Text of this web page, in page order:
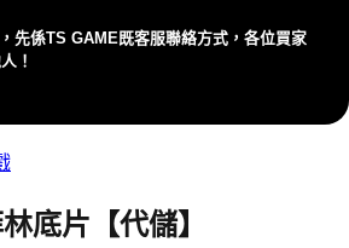
先係TS GAME既客服聯絡⽅式，各位買家
！
底片【代儲】